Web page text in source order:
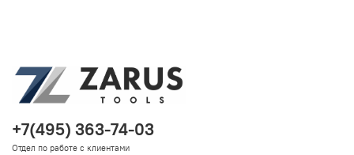
+7(495) 363-74-03
Отдел по работе с клиентами